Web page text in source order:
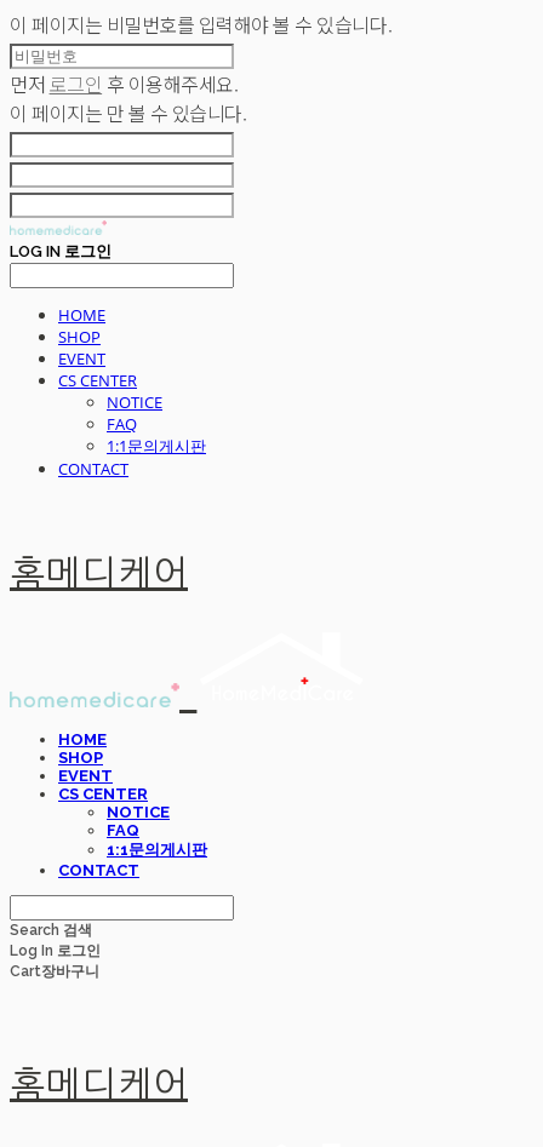
이 페이지는 비밀번호를 입력해야 볼 수 있습니다.
먼저 로그인 후 이용해주세요.
이 페이지는 만 볼 수 있습니다.
LOG IN 로그인
HOME
SHOP
EVENT
CS CENTER
NOTICE
FAQ
1:1문의게시판
CONTACT
홈메디케어
HOME
SHOP
EVENT
CS CENTER
NOTICE
FAQ
1:1문의게시판
CONTACT
Search 검색
Log In 로그인
Cart장바구니
홈메디케어